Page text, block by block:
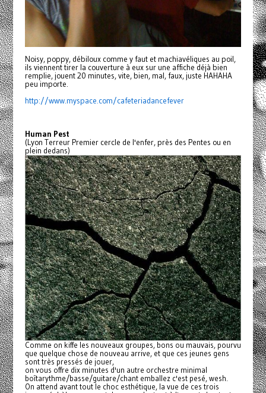
Noisy, poppy, débiloux comme y faut et machiavéliques au poil,
ils viennent tirer la couverture à eux sur une affiche déjà bien
remplie, jouent 20 minutes, vite, bien, mal, faux, juste HAHAHA
peu importe.
http://www.myspace.com/cafeteriadancefever
Human Pest
(Lyon Terreur Premier cercle de l'enfer, près des Pentes ou en
plein dedans)
Comme on kiffe les nouveaux groupes, bons ou mauvais, pourvu
que quelque chose de nouveau arrive, et que ces jeunes gens
sont très pressés de jouer,
on vous offre dix minutes d'un autre orchestre minimal
boîtarythme/basse/guitare/chant emballez c'est pesé, wesh.
On attend avant tout le choc esthétique, la vue de ces trois